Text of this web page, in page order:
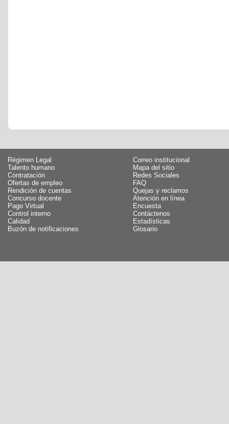
Régimen Legal
Talento humano
Contratación
Ofertas de empleo
Rendición de cuentas
Concurso docente
Pago Virtual
Control interno
Calidad
Buzón de notificaciones
Correo institucional
Mapa del sitio
Redes Sociales
FAQ
Quejas y reclamos
Atención en línea
Encuesta
Contáctenos
Estadísticas
Glosario